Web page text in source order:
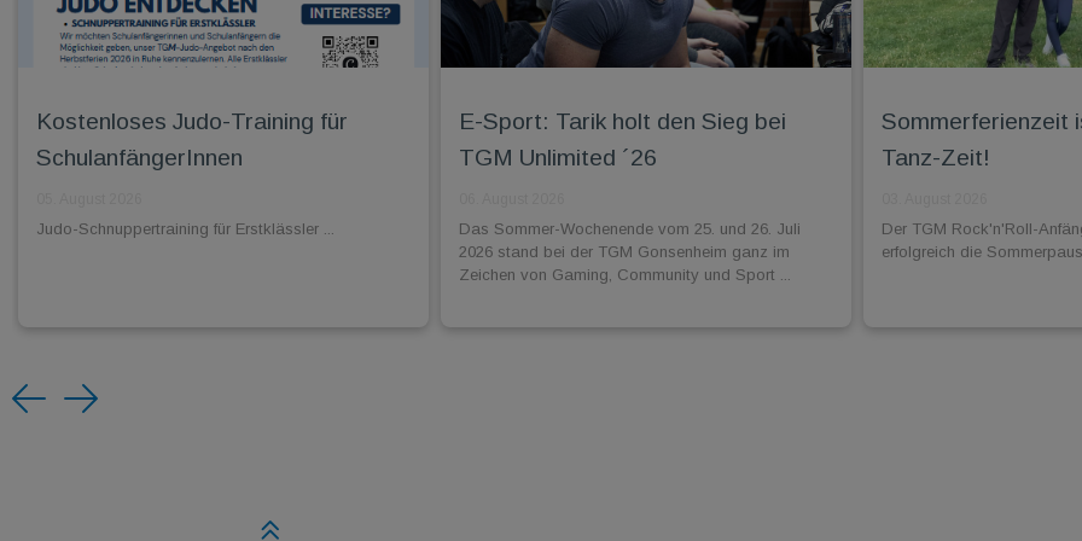
Kostenloses Judo-Training für
SchulanfängerInnen
Judo-Schnuppertraining für Erstklässler ...
E-Sport: Tarik holt den Sieg bei
TGM Unlimited ´26
Das Sommer-Wochenende vom 25. und 26. Juli
2026 stand bei der TGM Gonsenheim ganz im
Zeichen von Gaming, Community und Sport ...
Sommerferienzeit
Tanz-Zeit!
Der TGM Rock'n'Roll-
erfolgreich die
Previous
Next